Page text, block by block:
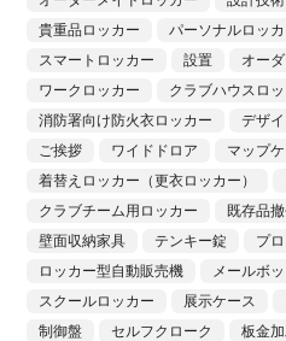
貴重品ロッカー
パーソナルロッ
スマートロッカー
設置 オー
ワークロッカー
クラブハウスロ
消防署向け防火衣ロッカー
デザ
ご挨拶
ワイドドロア マップ
着替えロッカー（更衣ロッカー）
クラブチーム用ロッカー
既存品
壁面収納家具
テンキー錠 プ
ロッカー型自動販売機
メールボ
スクールロッカー
展示ケース
制御盤
セルフクローク 板金